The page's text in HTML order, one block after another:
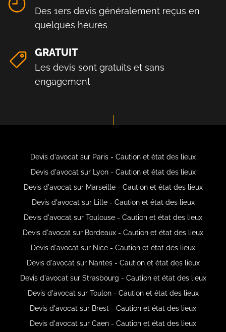
Des 1ers devis généralement reçus en
quelques heures
GRATUIT
Les devis sont gratuits et sans
engagement
Devis d'avocat sur Paris - Caution et état des lieux
Devis d'avocat sur Lyon - Caution et état des lieux
Devis d'avocat sur Marseille - Caution et état des lieux
Devis d'avocat sur Lille - Caution et état des lieux
Devis d'avocat sur Toulouse - Caution et état des lieux
Devis d'avocat sur Bordeaux - Caution et état des lieux
Devis d'avocat sur Nice - Caution et état des lieux
Devis d'avocat sur Nantes - Caution et état des lieux
Devis d'avocat sur Strasbourg - Caution et état des lieux
Devis d'avocat sur Toulon - Caution et état des lieux
Devis d'avocat sur Brest - Caution et état des lieux
Devis d'avocat sur Caen - Caution et état des lieux